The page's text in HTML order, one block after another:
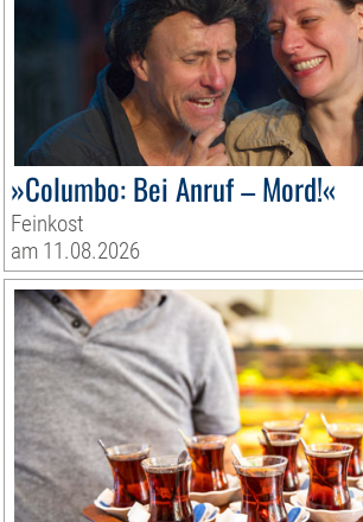
»Columbo: Bei Anruf – Mord!«
Feinkost
am 11.08.2026